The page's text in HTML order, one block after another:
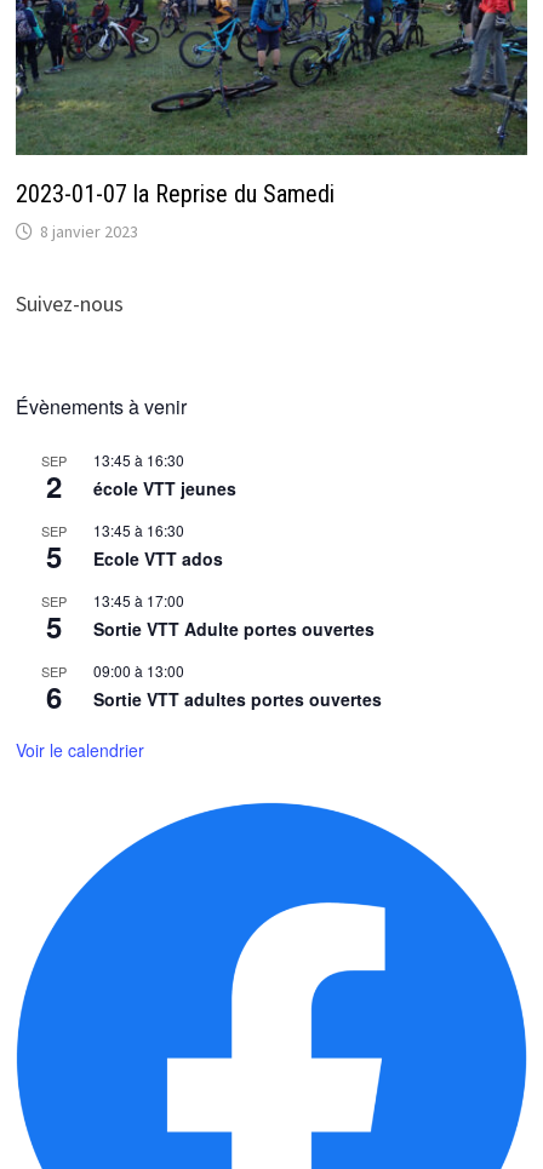
2023-01-07 la Reprise du Samedi
8 janvier 2023
Suivez-nous
Évènements à venir
SEP
2
13:45 à 16:30
école VTT jeunes
SEP
5
13:45 à 16:30
Ecole VTT ados
SEP
5
13:45 à 17:00
Sortie VTT Adulte portes ouvertes
SEP
6
09:00 à 13:00
Sortie VTT adultes portes ouvertes
Voir le calendrier